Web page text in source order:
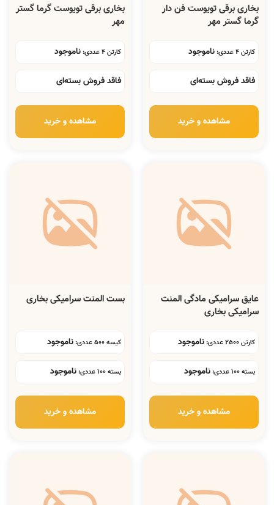
بخاری برقی تویوست فن دار
گرما گستر مهر
کارتن 4 عددی: ناموجود
فاقد فروش بسته‌ای
مشاهده و خرید
بخاری برقی تویوست گرما گستر
مهر
کارتن 4 عددی: ناموجود
فاقد فروش بسته‌ای
مشاهده و خرید
عایق سرامیکی مادگی المنت
سرامیکی بخاری
کارتن 2500 عددی: ناموجود
بسته 100 عددی: ناموجود
مشاهده و خرید
بست المنت سرامیکی بخاری
کیسه 500 عددی: ناموجود
بسته 100 عددی: ناموجود
مشاهده و خرید